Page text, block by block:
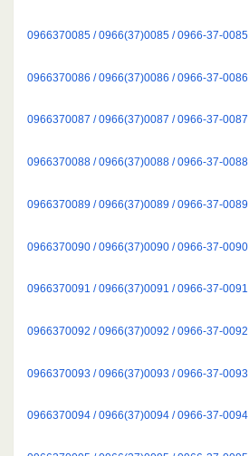
0966370085 / 0966(37)0085 / 0966-37-0085
0966370086 / 0966(37)0086 / 0966-37-0086
0966370087 / 0966(37)0087 / 0966-37-0087
0966370088 / 0966(37)0088 / 0966-37-0088
0966370089 / 0966(37)0089 / 0966-37-0089
0966370090 / 0966(37)0090 / 0966-37-0090
0966370091 / 0966(37)0091 / 0966-37-0091
0966370092 / 0966(37)0092 / 0966-37-0092
0966370093 / 0966(37)0093 / 0966-37-0093
0966370094 / 0966(37)0094 / 0966-37-0094